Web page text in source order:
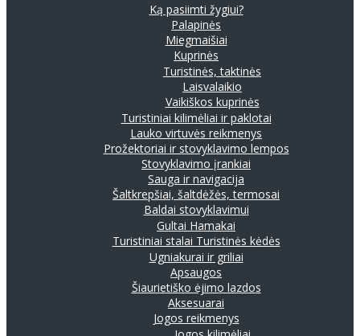
Ką pasiimti žygiui?
Palapinės
Miegmaišiai
Kuprinės
Turistinės, taktinės
Laisvalaikio
Vaikiškos kuprinės
Turistiniai kilimėliai ir paklotai
Lauko virtuvės reikmenys
Prožektoriai ir stovyklavimo lempos
Stovyklavimo įrankiai
Sauga ir navigacija
Šaltkrepšiai, šaltdėžės, termosai
Baldai stovyklavimui
Gultai Hamakai
Turistiniai stalai Turistinės kėdės
Ugniakurai ir griliai
Apsaugos
Šiaurietiško ėjimo lazdos
Aksesuarai
Jogos reikmenys